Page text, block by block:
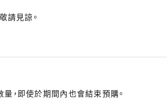
請見諒。
，即使於期間內也會結束預購。